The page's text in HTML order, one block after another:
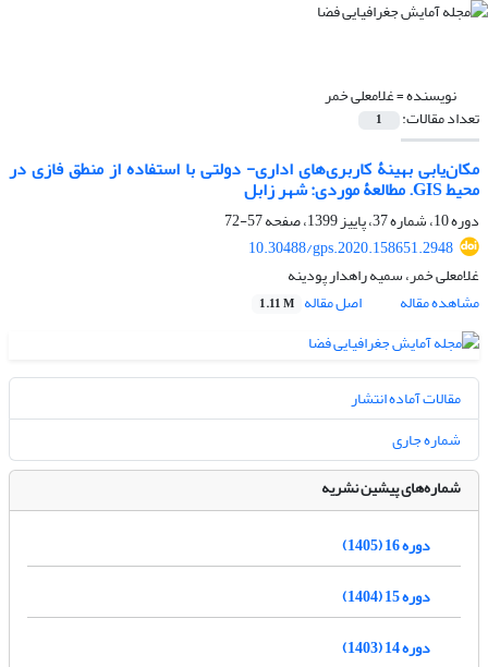
نویسنده =غلامعلی خمر
تعداد مقالات: 1
مکان‌یابی بهینۀ کاربری‌های اداری- دولتی با استفاده از منطق فازی در
محیط GIS. مطالعۀ موردی: شهر زابل
دوره 10، شماره 37، پاییز 1399، صفحه
57-72
10.30488/gps.2020.158651.2948
غلامعلی خمر، سمیه راهدار پودینه
مشاهده مقاله
اصل مقاله 1.11 M
مقالات آماده انتشار
شماره جاری
شماره‌های پیشین نشریه
دوره 16 (1405)
دوره 15 (1404)
دوره 14 (1403)